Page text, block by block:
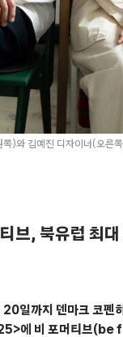
쪽)와 김예진 디자이너(오른
브, 북유럽 최
일까지 덴마크 코펜
에 비 포머티브(be